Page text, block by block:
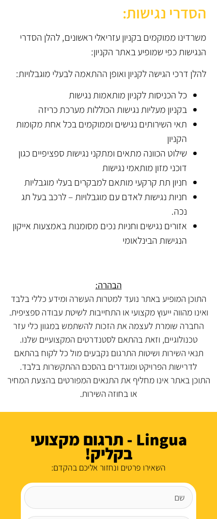
הסדרי נגישות:
משרדינו ממוקמים בקניון עזריאלי ראשונים, להלן הסדרי
הנגישות כפי שמופיע באתר הקניון:
להלן דרכי הגישה לקניון ואופן ההתאמה לבעלי מוגבלויות:
כל הכניסות לקניון מותאמות נגישות
בקניון מעליות נגישות הכוללות מערכת כריזה
תאי השירותים נגישים וממוקמים בכל אחת מקומות
הקניון
שילוט הכוונה מתאים ומתקני נגישות ספציפיים כגון
דוכני מזון מותאמי נגישות
חניון תת קרקעי מותאם למבקרים בעלי מוגבליות
חניות נגישות לאדם עם מוגבלויות – לרכב בעל תג
נכה.
אזורים נגישים וחניות נכים מסומנות באמצעות אייקון
הנגישות הבינלאומי
הבהרה:
התוכן המופיע באתר נועד למטרות העשרה ומידע כללי בלבד
ואינו מהווה ייעוץ מקצועי או התחייבות לשיטת עבודה ספציפית.
החברה שומרת לעצמה את הזכות להשתמש במגוון כלי עזר
טכנולוגיים, וזאת בהתאם לסטנדרטים המקצועיים שלנו.
תנאי השירות ושיטות התרגום נקבעים מול כל לקוח בהתאם
לדרישות הפרויקט ומוגדרים בהסכם ההתקשרות בלבד.
התוכן באתר אינו מחליף את התנאים המפורטים בהצעת המחיר
או בחוזה השירות.
Lingua - תרגום מקצועי
בקליק!
השאירו פרטים ונחזור אליכם בהקדם: